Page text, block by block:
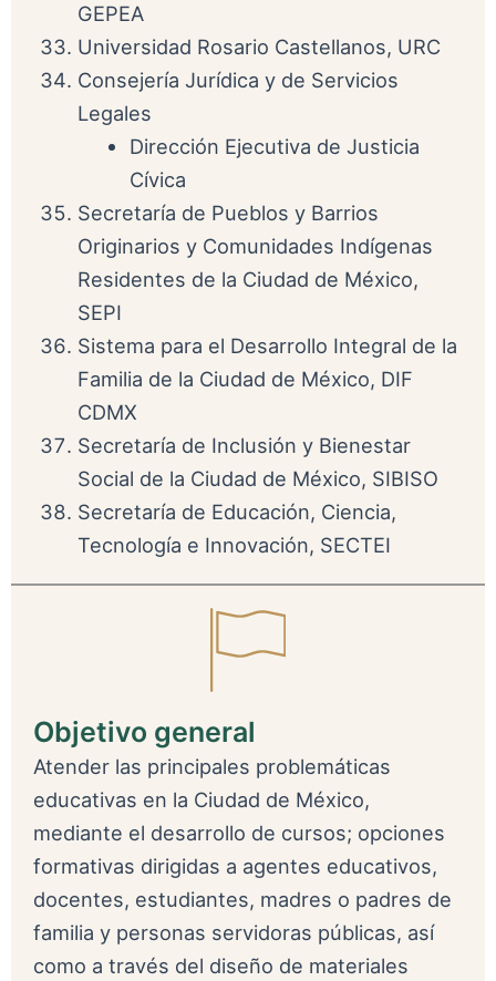
GEPEA
Universidad Rosario Castellanos, URC
Consejería Jurídica y de Servicios
Legales
Dirección Ejecutiva de Justicia
Cívica
Secretaría de Pueblos y Barrios
Originarios y Comunidades Indígenas
Residentes de la Ciudad de México,
SEPI
Sistema para el Desarrollo Integral de la
Familia de la Ciudad de México, DIF
CDMX
Secretaría de Inclusión y Bienestar
Social de la Ciudad de México, SIBISO
Secretaría de Educación, Ciencia,
Tecnología e Innovación, SECTEI
Objetivo general
Atender las principales problemáticas
educativas en la Ciudad de México,
mediante el desarrollo de cursos; opciones
formativas dirigidas a agentes educativos,
docentes, estudiantes, madres o padres de
familia y personas servidoras públicas, así
como a través del diseño de materiales